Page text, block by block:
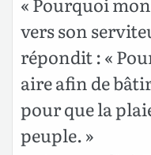
vers son
répondit : «
aire afin de
pour que la
peuple. »